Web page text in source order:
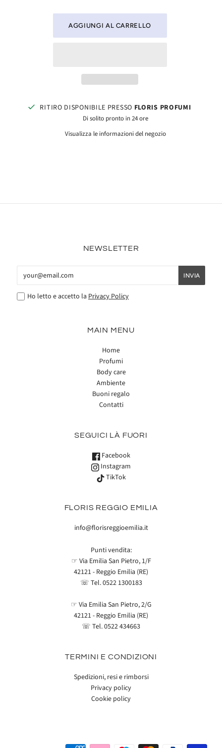
RITIRO DISPONIBILE PRESSO FLORIS PROFUMI
Di solito pronto in 24 ore
Visualizza le informazioni del negozio
NEWSLETTER
Ho letto e accetto la Privacy Policy
MAIN MENU
Home
Profumi
Body care
Ambiente
Buoni regalo
Contatti
SEGUICI LÀ FUORI
Facebook
Instagram
TikTok
FLORIS REGGIO EMILIA
info@florisreggioemilia.it
Punti vendita:
☞ Via Emilia San Pietro, 1/F
42121 - Reggio Emilia (RE)
☏ Tel.0522 1300183
☞ Via Emilia San Pietro, 2/G
42121 - Reggio Emilia (RE)
☏ Tel.0522 434663
TERMINI E CONDIZIONI
Spedizioni, resi e rimborsi
Privacy policy
Cookie policy